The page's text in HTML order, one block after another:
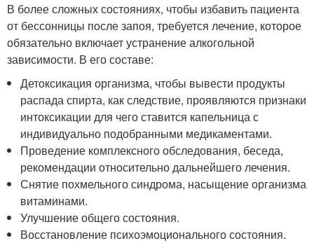
В более сложных состояниях, чтобы избавить пациента
от бессонницы после запоя, требуется лечение, которое
обязательно включает устранение алкогольной
зависимости. В его составе:
Детоксикация организма, чтобы вывести продукты
распада спирта, как следствие, проявляются признаки
интоксикации для чего ставится капельница с
индивидуально подобранными медикаментами.
Проведение комплексного обследования, беседа,
рекомендации относительно дальнейшего лечения.
Снятие похмельного синдрома, насыщение организма
витаминами.
Улучшение общего состояния.
Восстановление психоэмоционального состояния.